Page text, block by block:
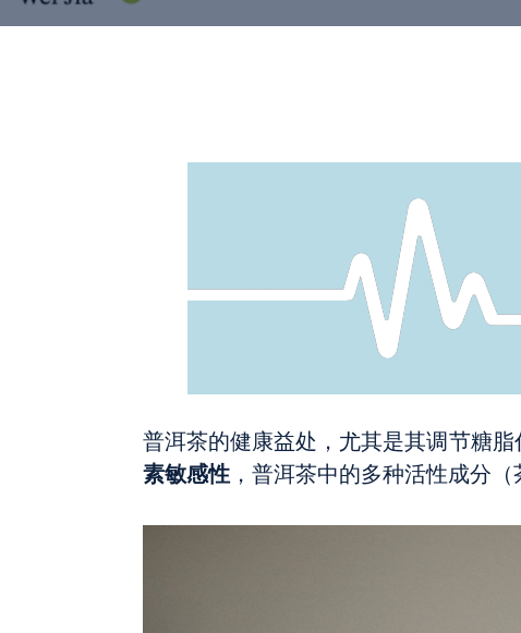
普洱茶的健康益处，尤其是其调节糖
素敏感性，普洱茶中的多种活性成分